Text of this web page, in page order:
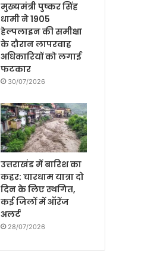
मुख्यमंत्री पुष्कर सिंह
धामी ने 1905
हेल्पलाइन की समीक्षा
के दौरान लापरवाह
अधिकारियों को लगाई
फटकार
30/07/2026
उत्तराखंड में बारिश का
कहर: चारधाम यात्रा दो
दिन के लिए स्थगित,
कई जिलों में ऑरेंज
अलर्ट
28/07/2026